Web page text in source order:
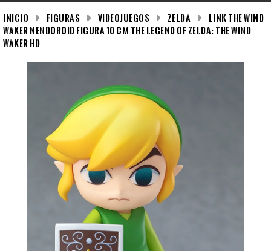
INICIO Figuras Videojuegos Zelda
Link The Wind
Waker Nendoroid Figura 10 CM The Legend Of Zelda: The Wind
Waker HD